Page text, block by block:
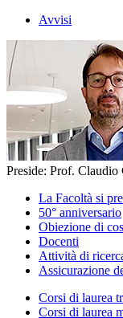
Avvisi
Preside: Prof. Claudio
La Facoltà si
50° anniversario
Obiezione di
Docenti
Attività di
Assicurazione
Corsi di laurea
Corsi di laurea